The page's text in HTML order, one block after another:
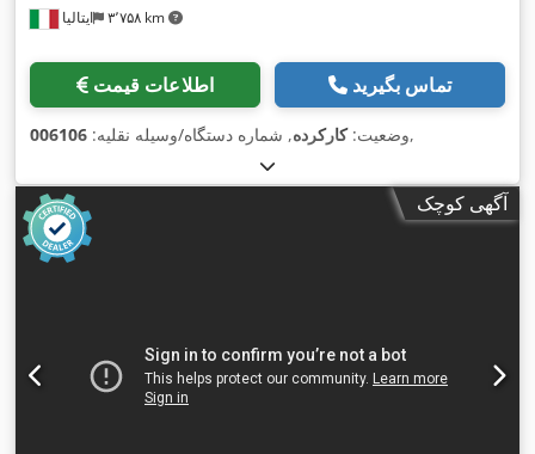
ایتالیا ۳٬۷۵۸ km
اطلاعات قیمت تماس بگیرید
وضعیت:کارکرده, شماره دستگاه/وسیله نقلیه: 006106 ,
آگهی کوچک